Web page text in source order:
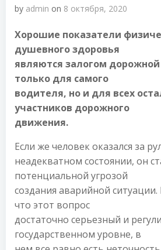
by admin on 8 октября, 2020
Хорошие показатели
душевного здоровья
являются залогом дорожной
только для самого
водителя, но и для всех
участников дорожного
движения.
Если же человек оказался за
неадекватном состоянии, он
потенциальной угрозой
создания аварийной
что этот вопрос
достаточно серьезный и
государственном уровне, в